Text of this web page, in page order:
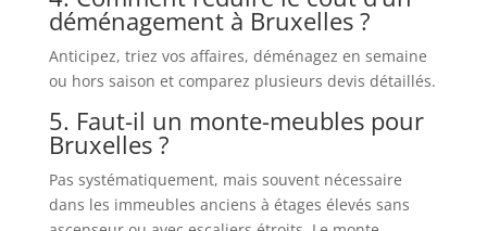
déménagement à Bruxelles ?
Anticipez, triez vos affaires, déménagez en semaine
ou hors saison et comparez plusieurs devis détaillés.
5. Faut-il un monte-meubles pour
Bruxelles ?
Pas systématiquement, mais souvent nécessaire
dans les immeubles anciens à étages élevés sans